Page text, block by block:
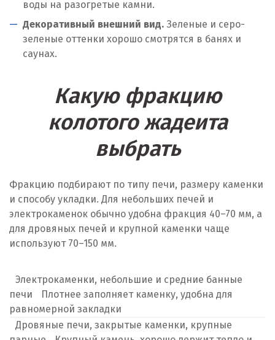
воды на разогретые камни.
Декоративный внешний вид. Зеленые и серо-
зеленые оттенки хорошо смотрятся в банях и
саунах.
Какую фракцию
колотого жадеита
выбрать
Фракцию подбирают по типу печи, размеру каменки
и способу укладки. Для небольших печей и
электрокаменок обычно удобна фракция 40–70 мм, а
для дровяных печей и крупной каменки чаще
используют 70–150 мм.
Электрокаменки, небольшие и средние банные
печи
Плотнее заполняет каменку, удобна для
равномерной закладки
Дровяные печи, закрытые каменки, крупные